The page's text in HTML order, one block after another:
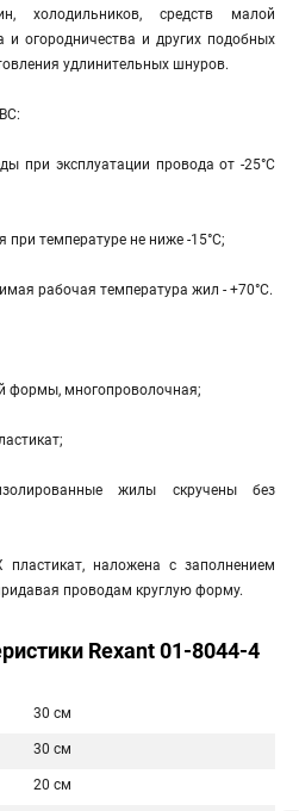
холодильников, средств малой
и огородничества и других подобных
удлинительных шнуров.
при эксплуатации провода от -25°С
температуре не ниже -15°С;
рабочая температура жил - +70°С.
формы, многопроволочная;
жилы скручены без
наложена с заполнением
проводам круглую форму.
Rexant 01-8044-4
30 см
30 см
20 см